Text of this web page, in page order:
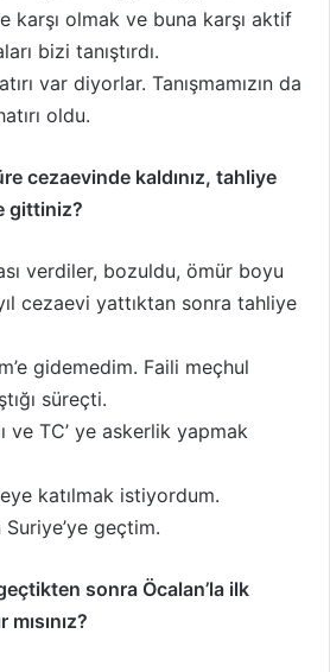
karşı olmak ve buna karşı aktif
bizi tanıştırdı.
var diyorlar. Tanışmamızın da
oldu.
cezaevinde kaldınız, tahliye
gittiniz?
verdiler, bozuldu, ömür boyu
cezaevi yattıktan sonra tahliye
gidemedim. Faili meçhul
süreçti.
ve TC’ ye askerlik yapmak
katılmak istiyordum.
Suriye’ye geçtim.
sonra Öcalan’la ilk
mısınız?